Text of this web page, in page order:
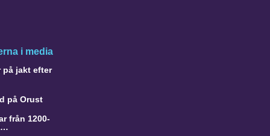
i media
på jakt efter
på Orust
från 1200-